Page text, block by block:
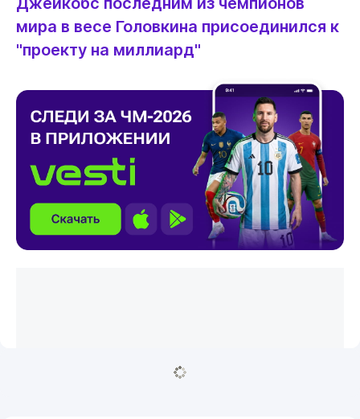
мира в весе Головкина присоединился к
"проекту на миллиард"